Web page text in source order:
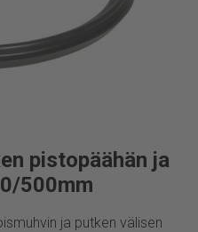
pistopäähän ja
500mm
ja putken välisen